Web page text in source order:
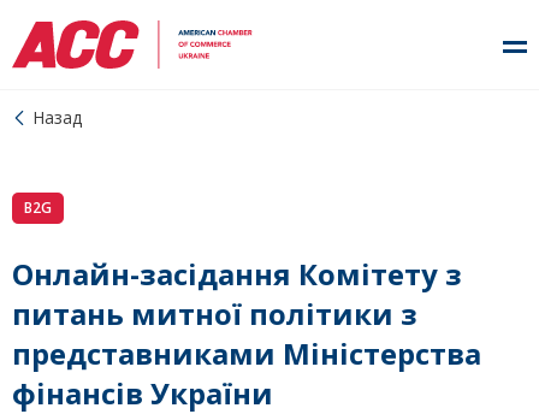
Назад
B2G
Онлайн-засідання Комітету з
питань митної політики з
представниками Міністерства
фінансів України